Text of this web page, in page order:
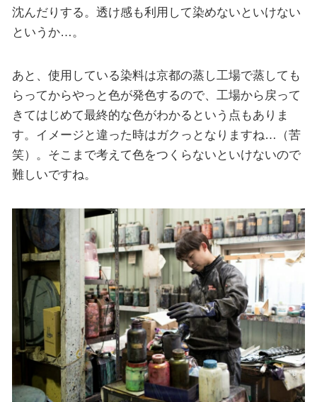
沈んだりする。透け感も利用して染めないといけない
というか…。
あと、使用している染料は京都の蒸し工場で蒸しても
らってからやっと色が発色するので、工場から戻って
きてはじめて最終的な色がわかるという点もありま
す。イメージと違った時はガクっとなりますね…（苦
笑）。そこまで考えて色をつくらないといけないので
難しいですね。